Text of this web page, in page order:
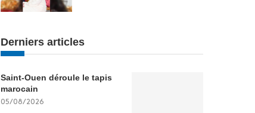
Derniers articles
Saint-Ouen déroule le tapis
marocain
05/08/2026